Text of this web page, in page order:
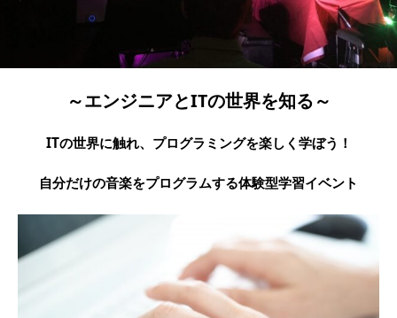
～エンジニアとITの世界を知る～
ITの世界に触れ、プログラミングを楽しく学ぼう！
自分だけの音楽をプログラムする体験型学習イベント